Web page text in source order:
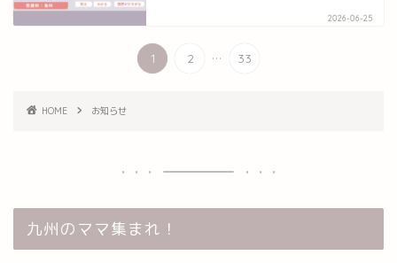
2026-06-25
1 2 ... 33
HOME お知らせ
九州のママ集まれ！